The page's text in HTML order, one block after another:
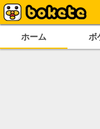
ホーム ボ